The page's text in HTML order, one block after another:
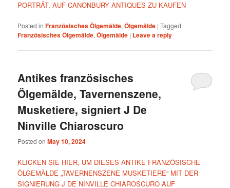
PORTRÄT, AUF CANONBURY ANTIQUES ZU KAUFEN
Posted in Französisches Ölgemälde,Ölgemälde |Tagged
Französisches Ölgemälde,Ölgemälde | Leave a reply
Antikes französisches
Ölgemälde, Tavernenszene,
Musketiere, signiert J De
Ninville Chiaroscuro
Posted onMay 10, 2024
KLICKEN SIE HIER, UM DIESES ANTIKE FRANZÖSISCHE
ÖLGEMÄLDE „TAVERNENSZENE MUSKETIERE“ MIT DER
SIGNIERUNG J DE NINVILLE CHIAROSCURO AUF